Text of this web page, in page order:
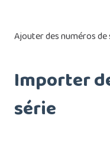
Ajouter des numéros de
Importer
série